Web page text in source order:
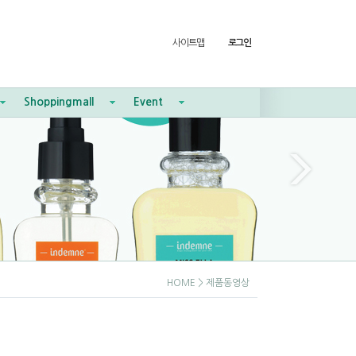
사이트맵 로그인
Shoppingmall Event
HOME > 제품동영상